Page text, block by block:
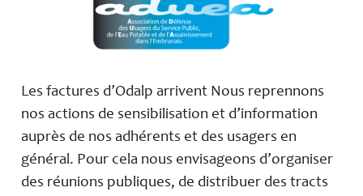
Les factures d’Odalp arrivent Nous reprennons
nos actions de sensibilisation et d’information
auprès de nos adhérents et des usagers en
général. Pour cela nous envisageons d’organiser
des réunions publiques, de distribuer des tracts